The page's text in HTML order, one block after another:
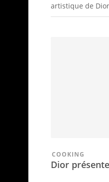
artistique de
COOKING
Dior